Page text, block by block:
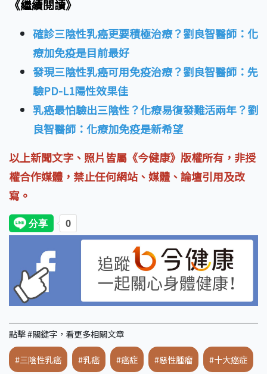
《繼續閱讀》
確診三陰性乳癌更要積極治療？劉良智醫師：化
療加免疫是目前最好
發現三陰性乳癌可用免疫治療？劉良智醫師：先
驗PD-L1陽性效果佳
乳癌最怕驗出三陰性？化療易復發難活兩年？劉
良智醫師：化療加免疫是新希望
以上新聞文字、照片皆屬《今健康》版權所有，非授
權合作媒體，禁止任何網站、媒體、論壇引用及改
寫。
點擊 #關鍵字，看更多相關文章
#三陰性乳癌 #乳癌 #癌症 #惡性腫瘤 #十大癌症